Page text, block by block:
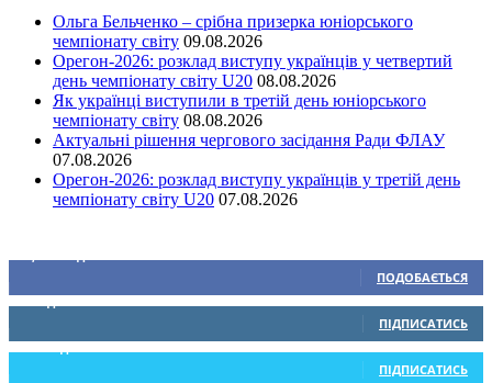
Ольга Бельченко – срібна призерка юніорського
чемпіонату світу 09.08.2026
Орегон-2026: розклад виступу українців у четвертий
день чемпіонату світу U20 08.08.2026
Як українці виступили в третій день юніорського
чемпіонату світу 08.08.2026
Актуальні рішення чергового засідання Ради ФЛАУ
07.08.2026
Орегон-2026: розклад виступу українців у третій день
чемпіонату світу U20 07.08.2026
ПОДОБАЄТЬСЯ
0 Підписників
ПІДПИСАТИСЬ
234 Підписників
ПІДПИСАТИСЬ